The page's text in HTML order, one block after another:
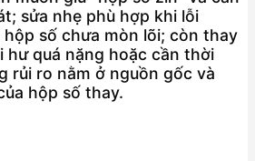
sửa nhẹ phù hợp khi lỗi
số chưa mòn lõi; còn thay
hư quá nặng hoặc cần thời
rủi ro nằm ở nguồn gốc và
hộp số thay.